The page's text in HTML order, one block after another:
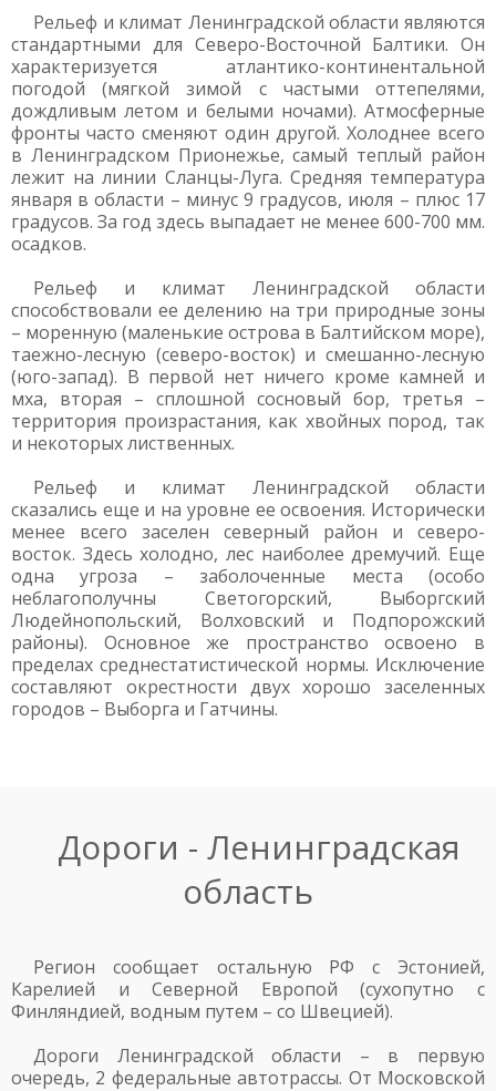
Рельеф и климат Ленинградской области являются
стандартными для Северо-Восточной Балтики. Он
характеризуется атлантико-континентальной
погодой (мягкой зимой с частыми оттепелями,
дождливым летом и белыми ночами). Атмосферные
фронты часто сменяют один другой. Холоднее всего
в Ленинградском Прионежье, самый теплый район
лежит на линии Сланцы-Луга. Средняя температура
января в области – минус 9 градусов, июля – плюс 17
градусов. За год здесь выпадает не менее 600-700 мм.
осадков.
Рельеф и климат Ленинградской области
способствовали ее делению на три природные зоны
– моренную (маленькие острова в Балтийском море),
таежно-лесную (северо-восток) и смешанно-лесную
(юго-запад). В первой нет ничего кроме камней и
мха, вторая – сплошной сосновый бор, третья –
территория произрастания, как хвойных пород, так
и некоторых лиственных.
Рельеф и климат Ленинградской области
сказались еще и на уровне ее освоения. Исторически
менее всего заселен северный район и северо-
восток. Здесь холодно, лес наиболее дремучий. Еще
одна угроза – заболоченные места (особо
неблагополучны Светогорский, Выборгский
Людейнопольский, Волховский и Подпорожский
районы). Основное же пространство освоено в
пределах среднестатистической нормы. Исключение
составляют окрестности двух хорошо заселенных
городов – Выборга и Гатчины.
Дороги - Ленинградская
область
Регион сообщает остальную РФ с Эстонией,
Карелией и Северной Европой (сухопутно с
Финляндией, водным путем – со Швецией).
Дороги Ленинградской области – в первую
очередь, 2 федеральные автотрассы. От Московской